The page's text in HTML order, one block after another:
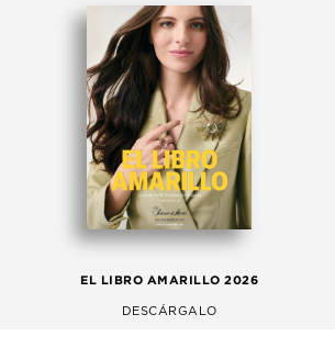
EL LIBRO AMARILLO 2026
DESCÁRGALO